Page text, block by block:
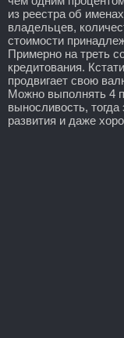
из реестра об
владельцев,
стоимости
Примерно на треть
кредитования.
продвигает свою
Можно выполнять 4
выносливость,
развития и даже